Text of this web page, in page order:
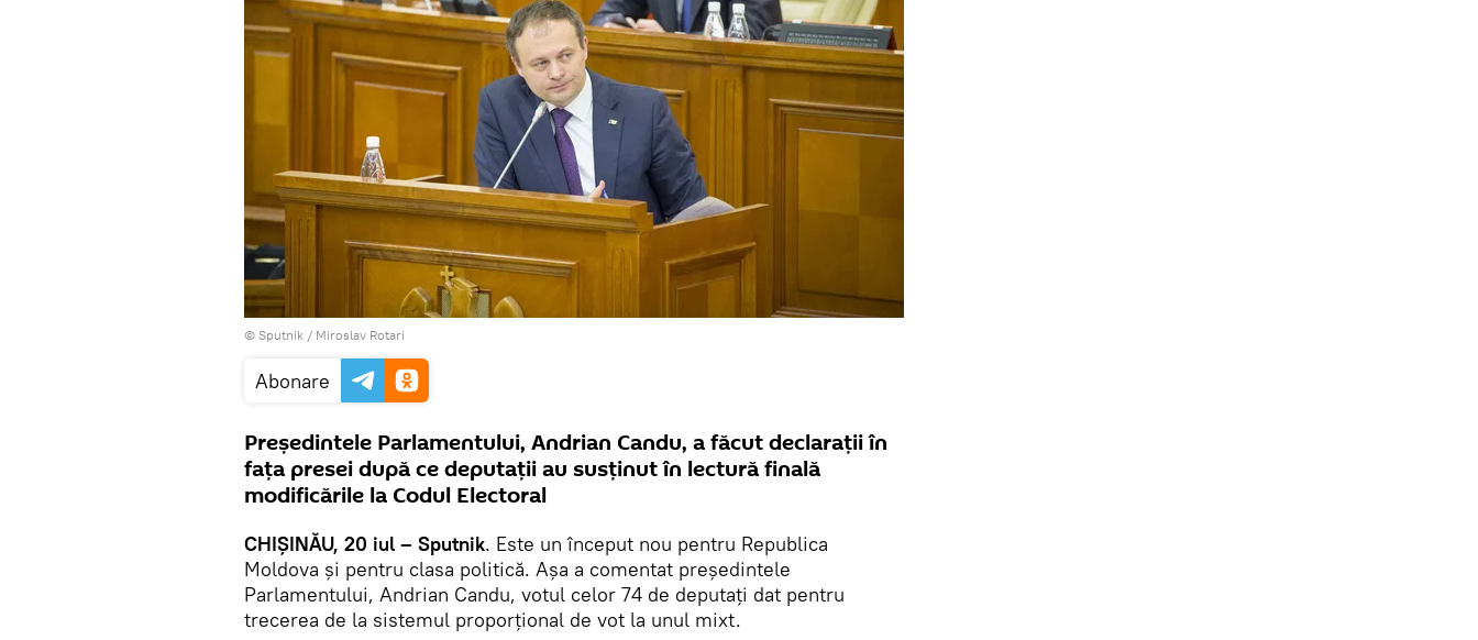
© Sputnik / Miroslav Rotari
Abonare
Președintele Parlamentului, Andrian Candu, a făcut declarații în
fața presei după ce deputații au susținut în lectură finală
modificările la Codul Electoral
CHIȘINĂU, 20 iul – Sputnik. Este un început nou pentru Republica
Moldova și pentru clasa politică. Așa a comentat președintele
Parlamentului, Andrian Candu, votul celor 74 de deputați dat pentru
trecerea de la sistemul proporțional de vot la unul mixt.